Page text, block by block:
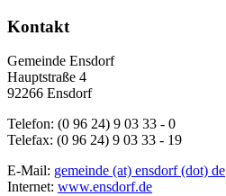
Kontakt
Gemeinde Ensdorf
Hauptstraße 4
92266 Ensdorf
Telefon: (0 96 24) 9 03 33 - 0
Telefax: (0 96 24) 9 03 33 - 19
E-Mail: gemeinde (at) ensdorf (dot) de
Internet: www.ensdorf.de